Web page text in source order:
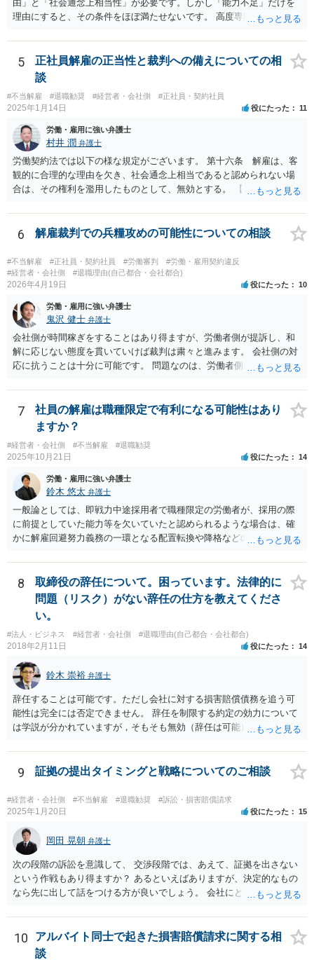
なく、顧問会社のためにその意思（それこそ会社の現在及び今後の戦
略）を踏まえたうえで事件を遂行していると推測されます。 ＞②原告
は年俸が1200万円と高かったこともあり、復職を希望しております。
復職の気持ちを萎えさす意味で、ずるずると、裁判を引き延ばしてい
る作戦もあるのでしょうか？ 原告は、その年俸に執着があるというこ
とで復職の意思があるということであればなおさら、時間がかかった
からと言って復職の気持ちが萎えるということはあまりありません。
現在、原告的に勝ち筋の見通しが十分あるということであれば、バッ
クペイに対する期待から、萎える理由はまず見当たりません。 つまり
会社も原告の取下を狙っているという作戦の問題ではなく、上記、顧
問会社の意思の問題だと思われます。 ＞反論の書面も、矛盾だらけの
反論となっており、論理破綻もしており、もうダメです。担当役員の
言葉をそのまま、文章にしたのか、一貫したストーリー性もありませ
ん。 とありますが、代理人弁護士としては、事実経験者が述べたこと
由」と「社会通念上相当性」が必要です。しかし「能力不足」だけを
理由にすると、その条件をほぼ満たせないです。 高度専門職であって
や配置転換などの改善措置を尽くした記録 を揃えないと、裁判所は
「合理的な解雇理由」とは認めないためです。 そのため、「能力不
足」で解雇を争われると、会社側が立証責任を果たせず、まず裁判に
勝てない（＝解雇無効と判断されやすい）のです。 ご質問者様のイメ
ージとは逆で、「高年俸・高度専門職だからこそ」、客観性・合理性
をより厳しく求められ、能力不足理由で解雇が認められるハードルは
むしろ高くなります。 中途の高度人材を能力不足で解雇するときは、
① 導入期の評価基準と実績の比較 ② 複数回にわたる注意・指導・教
育の実施 ③ 配置転換などほかの改善策の検討 などをしっかり記録し
ておかないと、解雇は無効とされる可能性が極めて高いです。
5
正社員解雇の正当性と裁判への備えについての相
談
#不当解雇 #退職勧奨 #経営者・会社側 #正社員・契約社員
2025年1月14日 役にたった 11
労働・雇用に強い弁護士
村井 潤 弁護士
労働契約法では以下の様な規定がございます。 第十六条 解雇は、客
観的に合理的な理由を欠き、社会通念上相当であると認められない場
合は、その権利を濫用したものとして、無効とする。 【ご質問１に対
ような命令を下し、それにどの様な逆らい方をしたのかによっては、
権利の濫用として解雇が無効とされる恐れはあると思います。 【ご質
問２に対して】 得ている給与が高かったかどうかは、普通解雇の上で
は判断が難しいと思います。 経営上整理解雇の必要がある際の場合と
は事案が異なると思われます。 【ご質問３に対して】 「協調性のな
さ」＝能力不足ということにもならない様に思います。 指導や面談も
なく解雇ちうことをされたのでしたら、反省するチャンスも与えなか
ったと評価されることになろうかと思われます。 以上、ご質問が簡略
ですので、一般論的な私見としてお答えします。 ご参考になさって下
さい。
6 解雇裁判での兵糧攻めの可能性についての相談
#不当解雇 #正社員・契約社員 #労働審判
#労働・雇用契約違反
#経営者・会社側
#退職理由(自己都合・会社都合)
2026年4月19日 役にたった 10
労働・雇用に強い弁護士
鬼沢 健士 弁護士
会社側が時間稼ぎをすることはあり得ますが、労働者側が提訴し、和
解に応じない態度を貫いていけば裁判は粛々と進みます。 会社側の対
応に抗うことは十分に可能です。 問題なのは、労働者側が「争わな
7
社員の解雇は職種限定で有利になる可能性はあり
ますか？
#経営者・会社側 #不当解雇 #退職勧奨
2025年10月21日 役にたった 14
労働・雇用に強い弁護士
鈴木 悠太 弁護士
一般論としては、即戦力中途採用者で職種限定の労働者が、採用の際
に前提としていた能力等を欠いていたと認められるような場合は、確
かに解雇回避努力義務の一環となる配置転換や降格などの措置は必ず
解雇の有効性が認められやすい傾向にあります。 しかし、このような
場合でも、「会社が当該労働者に対してどの程度改善の機会を与えた
か」との点はやはり重要な要素となり（業務改善計画など、御指摘の
手段はその一例となるでしょう）、裁判上もこの点について争点化す
る可能性が高いと思います。 具体的事案での見通しや戦略については
個別事情によりますので、顧問弁護士の先生等とよくご相談なさるの
が良いかと思います。
8
取締役の辞任について。困っています。法律的に
問題（リスク）がない辞任の仕方を教えてくださ
い。
#法人・ビジネス #経営者・会社側 #退職理由(自己都合・会社都合)
2018年2月11日 役にたった 14
鈴木 崇裕 弁護士
辞任することは可能です。ただし会社に対する損害賠償債務を追う可
能性は完全には否定できません。 辞任を制限する約定の効力について
は学説が分かれていますが，そもそも無効（辞任は可能）と考える説
る可能性があると考える説が有力です。 ただし，いずれの説をとった
場合でも，会社にとって「不利な時期」に辞任したときは，「やむを
得ない事由」がない限り，会社の損害を賠償しなければならなくなり
ます。 健康上の理由は「やむを得ない事由」の典型ですが，程度によ
って異なります。 子会社の代表取締役が辞任を認めてくれるのであれ
ば，少なくとも法律上は，親会社（子会社にとっての株主）の承諾は
必要ありません。 なお，子会社の代表取締役には，取締役辞任の登記
をしてもらわなければなりません。 親会社が株主代表訴訟を提起する
ことは理論上可能ですが，あなたに対して追及できる責任は，あなた
自身が会社に対して追う責任（例えば任務懈怠責任）の範囲に留まり
ます。子会社の負債をあなたに負わせることはできません。 実際上問
いてくれないと，辞任の登記をするためには，最終的には訴訟を提起
する必要が生じます。
9 証拠の提出タイミングと戦略についてのご相談
#経営者・会社側 #不当解雇 #退職勧奨 #訴訟・損害賠償請求
2025年1月20日 役にたった 15
岡田 晃朝 弁護士
次の段階の訴訟を意識して、 交渉段階では、あえて、証拠を出さない
という作戦もあり得ますか？ あるといえばありますが、決定的なもの
なら先に出して話をつける方が良いでしょう。 会社にとっても負担で
す。 それと認定はある事実と証拠の関係でされるので、一般の方が思
うほどに駆け引き的な要素はありません。
10
アルバイト同士で起きた損害賠償請求に関する相
談